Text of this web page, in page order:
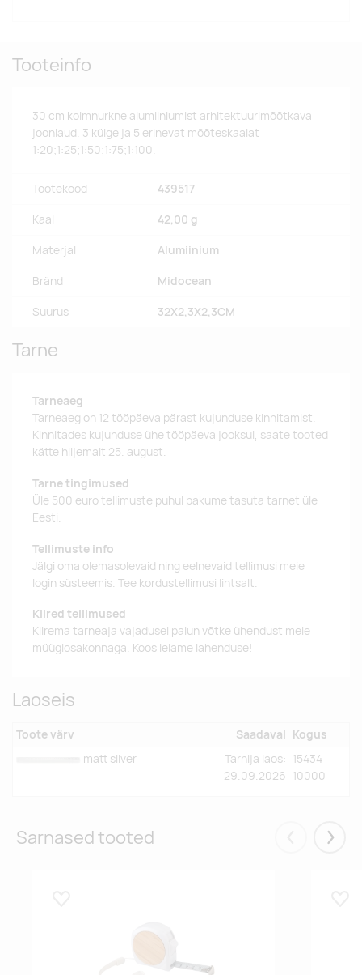
Tooteinfo
30 cm kolmnurkne alumiiniumist arhitektuurimõõtkava
joonlaud. 3 külge ja 5 erinevat mõõteskaalat
1:20;1:25;1:50;1:75;1:100.
Tootekood 439517
Kaal 42,00 g
Materjal Alumiinium
Bränd Midocean
Suurus 32X2,3X2,3CM
Tarne
Tarneaeg
Tarneaeg on 12 tööpäeva pärast kujunduse kinnitamist.
Kinnitades kujunduse ühe tööpäeva jooksul, saate tooted
kätte hiljemalt 25. august.
Tarne tingimused
Üle 500 euro tellimuste puhul pakume tasuta tarnet üle
Eesti.
Tellimuste info
Jälgi oma olemasolevaid ning eelnevaid tellimusi meie
login süsteemis. Tee kordustellimusi lihtsalt.
Kiired tellimused
Kiirema tarneaja vajadusel palun võtke ühendust meie
müügiosakonnaga. Koos leiame lahenduse!
Laoseis
Toote värv Saadaval Kogus
matt silver
Tarnija laos:
29.09.2026
15434
10000
Sarnased tooted Eelmised